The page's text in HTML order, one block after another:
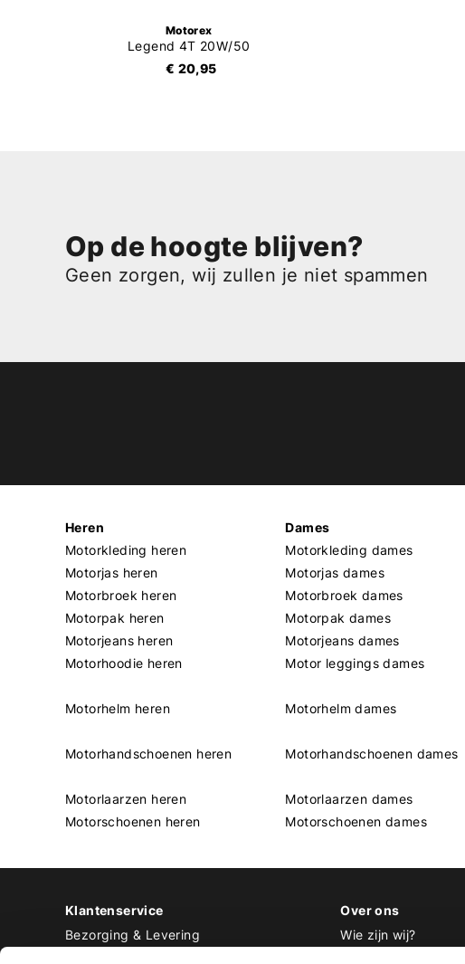
Motorex
Legend 4T 20W/50
€ 20,95
Op de hoogte blijven?
Geen zorgen, wij zullen je niet spammen
Heren
Motorkleding heren
Motorjas heren
Motorbroek heren
Motorpak heren
Motorjeans heren
Motorhoodie heren
Motorhelm heren
Motorhandschoenen heren
Motorlaarzen heren
Motorschoenen heren
Dames
Motorkleding dames
Motorjas dames
Motorbroek dames
Motorpak dames
Motorjeans dames
Motor leggings dames
Motorhelm dames
Motorhandschoenen dames
Motorlaarzen dames
Motorschoenen dames
Klantenservice
Bezorging & Levering
Over ons
Wie zijn wij?